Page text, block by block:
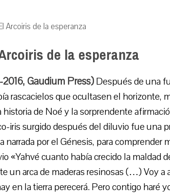
Arcoiris de la esperanza
de la esperanza
Gaudium Press)Después de una
rascacielos que ocultasen el horizonte,
historia de Noé y la sorprendente
iris surgido después del diluvio fue una
narrada por el Génesis, para comprender
«Yahvé cuanto había crecido la maldad
un arca de maderas resinosas (…) Voy a
en la tierra perecerá. Pero contigo haré